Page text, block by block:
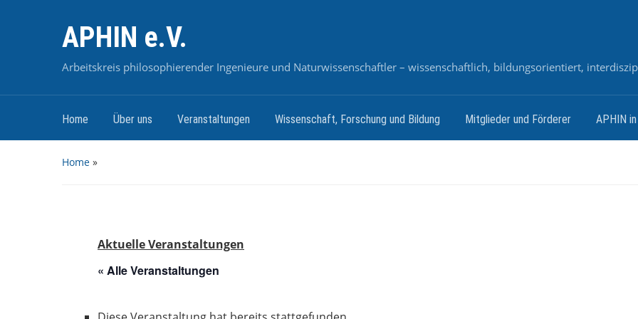
APHIN e.V.
Arbeitskreis philosophierender Ingenieure und Naturwissenschaftler – wissenschaftlich, bildungsorientiert,
Home Über uns Veranstaltungen Wissenschaft, Forschung und Bildung Mitglieder und Förderer APHIN
Home »
Aktuelle Veranstaltungen
« Alle Veranstaltungen